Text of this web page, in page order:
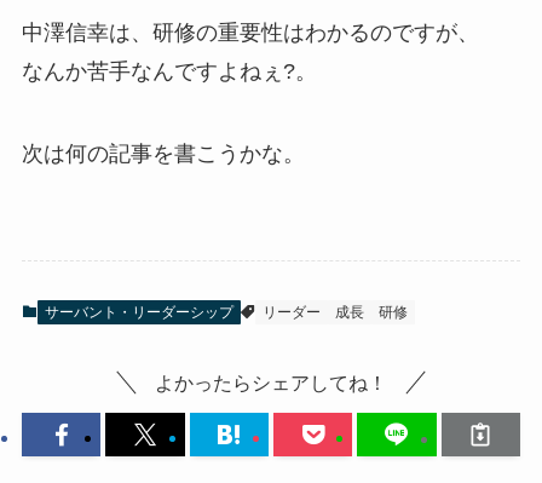
中澤信幸は、研修の重要性はわかるのですが、
なんか苦手なんですよねぇ?。
次は何の記事を書こうかな。
サーバント・リーダーシップ リーダー 成長 研修
よかったらシェアしてね！